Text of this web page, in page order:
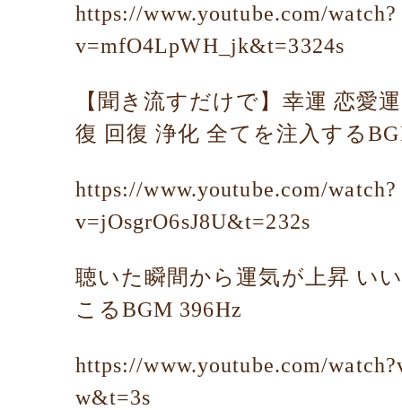
https://www.youtube.com/watch?
v=mfO4LpWH_jk&t=3324s
【聞き流すだけで】幸運 恋愛
復 回復 浄化 全てを注入する
https://www.youtube.com/watch?
v=jOsgrO6sJ8U&t=232s
聴いた瞬間から運気が上昇 い
こるBGM 396Hz
https://www.youtube.com/
w&t=3s